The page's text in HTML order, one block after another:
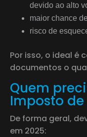
devido ao alto
maior chance
risco de
Por isso, o ideal é
documentos o
Quem
Imposto
De forma geral,
em 2025: